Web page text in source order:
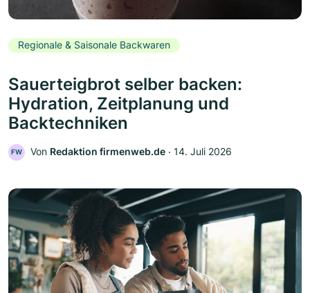
Regionale & Saisonale Backwaren
Sauerteigbrot selber backen:
Hydration, Zeitplanung und
Backtechniken
FW Von Redaktion firmenweb.de ‧ 14. Juli 2026